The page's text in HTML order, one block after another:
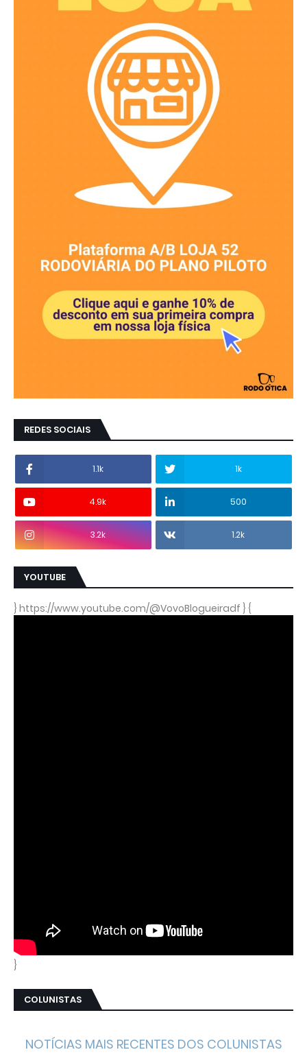
REDES SOCIAIS
1.1k 1k
4.9k 500
3.2k 1.2k
YOUTUBE
} https://www.youtube.com/@VovoBlogueiradf } {
}
COLUNISTAS
NOTÍCIAS MAIS RECENTES DOS COLUNISTAS